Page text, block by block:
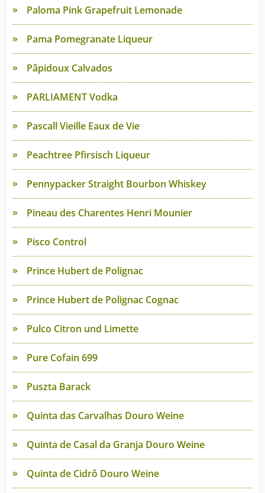
Paloma Pink Grapefruit Lemonade
Pama Pomegranate Liqueur
Pâpidoux Calvados
PARLIAMENT Vodka
Pascall Vieille Eaux de Vie
Peachtree Pfirsisch Liqueur
Pennypacker Straight Bourbon Whiskey
Pineau des Charentes Henri Mounier
Pisco Control
Prince Hubert de Polignac
Prince Hubert de Polignac Cognac
Pulco Citron und Limette
Pure Cofain 699
Puszta Barack
Quinta das Carvalhas Douro Weine
Quinta de Casal da Granja Douro Weine
Quinta de Cidrô Douro Weine